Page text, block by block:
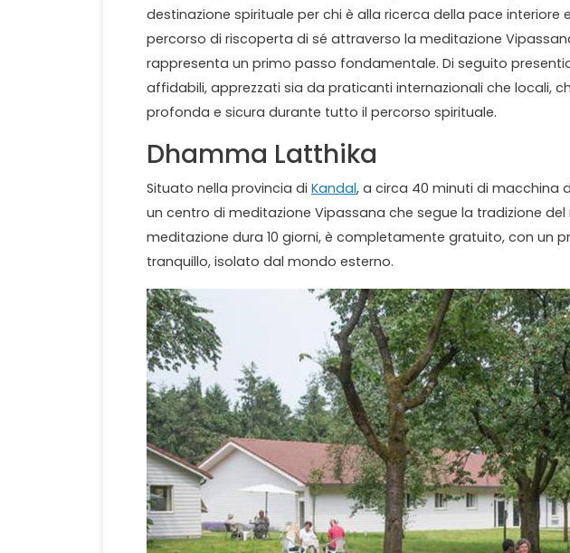
destinazione spirituale per chi è alla ricerca della pace interiore
percorso di riscoperta di sé attraverso la meditazione
rappresenta un primo passo fondamentale. Di seguito
affidabili, apprezzati sia da praticanti internazionali che locali,
profonda e sicura durante tutto il percorso spirituale.
Dhamma Latthika
Situato nella provincia di Kandal, a circa 40 minuti di macchina
un centro di meditazione Vipassana che segue la tradizione del
meditazione dura 10 giorni, è completamente gratuito, con un
tranquillo, isolato dal mondo esterno.